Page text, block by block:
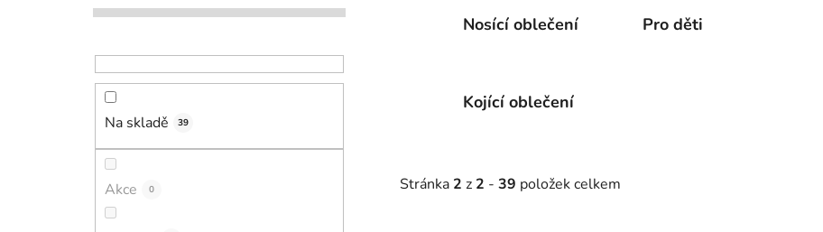
Na skladě 39
Akce 0
Nosící oblečení Pro děti
Kojící oblečení
Stránka 2 z 2 - 39 položek celkem